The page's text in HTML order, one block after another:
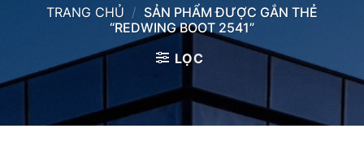
TRANG CHỦ / SẢN PHẨM ĐƯỢC GẮN THẺ
“REDWING BOOT 2541”
LỌC